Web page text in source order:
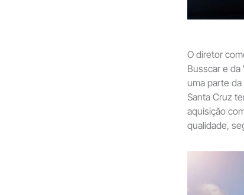
O diretor
Busscar e da
uma parte
Santa Cruz
aquisição
qualidade,